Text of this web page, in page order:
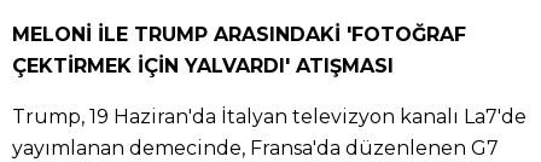
MELONİ İLE TRUMP ARASINDAKİ 'FOTOĞRAF
ÇEKTİRMEK İÇİN YALVARDI' ATIŞMASI
Trump, 19 Haziran'da İtalyan televizyon kanalı La7'de
yayımlanan demecinde, Fransa'da düzenlenen G7